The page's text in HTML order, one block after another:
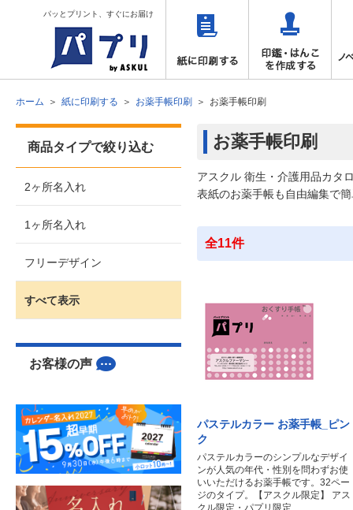
パッとプリント、すぐにお届け
ホーム 紙に印刷する お薬手帳印刷 お薬手帳印刷
お薬手帳印刷
アスクル 衛生・介護用品カタ
表紙のお薬手帳も自由編集で
全11件
パステルカラー お薬手帳_ピン
ク
パステルカラーのシンプルなデザイ
ンが人気の年代・性別を問わずお使
いいただけるお薬手帳です。32ペー
ジのタイプ。【アスクル限定】 アス
クル限定・パプリ限定
商品タイプで絞り込む
2ヶ所名入れ
1ヶ所名入れ
フリーデザイン
すべて表示
お客様の声